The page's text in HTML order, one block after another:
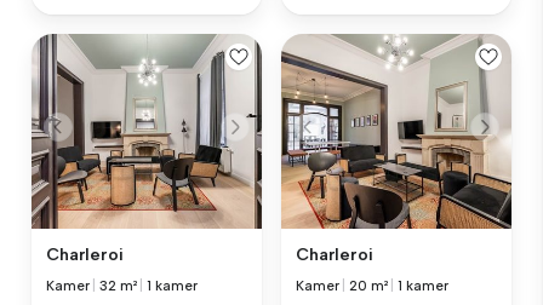
Charleroi
Kamer |32 m² |1 kamer
Charleroi
Kamer |20 m² |1 kamer